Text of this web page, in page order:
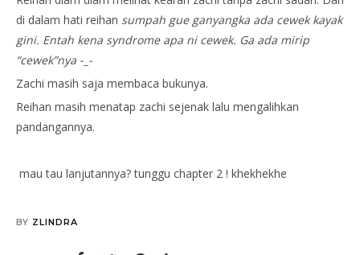
di dalam hati reihan sumpah gue ganyangka ada cewek kayak
gini. Entah kena syndrome apa ni cewek. Ga ada mirip
“cewek”nya -_-
Zachi masih saja membaca bukunya.
Reihan masih menatap zachi sejenak lalu mengalihkan
pandangannya.
mau tau lanjutannya? tunggu chapter 2 ! khekhekhe
BY ZLINDRA